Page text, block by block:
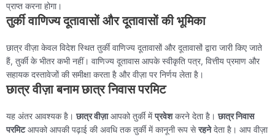
प्राप्त करना होगा।
तुर्की वाणिज्य दूतावासों और दूतावासों की भूमिका
छात्र वीज़ा केवल विदेश स्थित तुर्की वाणिज्य दूतावासों और दूतावासों द्वारा जारी किए जाते
हैं, तुर्की के भीतर कभी नहीं। वाणिज्य दूतावास आपके स्वीकृति पत्र, वित्तीय प्रमाण और
सहायक दस्तावेजों की समीक्षा करता है और वीज़ा पर निर्णय लेता है।
छात्र वीज़ा बनाम छात्र निवास परमिट
यह अंतर आवश्यक है।छात्र वीज़ाआपको तुर्की मेंप्रवेशकरने देता है।छात्र निवास
परमिटआपको आपकी पढ़ाई की अवधि तक तुर्की में कानूनी रूप सेरहनेदेता है। आप वीज़ा